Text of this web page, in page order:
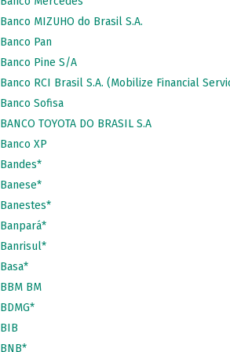
Banco MIZUHO do Brasil S.A.
Banco Pan
Banco Pine S/A
Banco RCI Brasil S.A. (Mobilize Financial
Banco Sofisa
BANCO TOYOTA DO BRASIL S.A
Banco XP
Bandes*
Banese*
Banestes*
Banpará*
Banrisul*
Basa*
BBM BM
BDMG*
BIB
BNB*